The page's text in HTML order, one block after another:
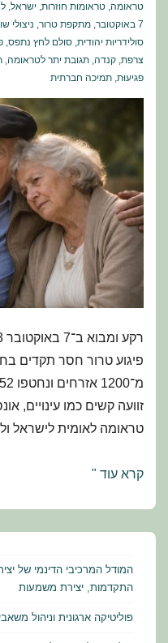
טראומה, טראומות חוזרות, ישראל,
7 באוקטובר
, מתקפת טרור, ניצולי
סולידריות יהודית, סולם לחץ נתפס,
צרפת, קנדה, תגובת יתר לטראומה,
פגיעוּת, תמיכה חברתית
פיגוע טרור חסר תקדים
זוועה קשים כמו עינויים,
טראומה לאומית לישראל
המחקר
הלחץ
הנתפסת
וההשפעה
קרא עוד "
המודל המרכיבי הדינמי של
התקדמות, יצירת משמעות
פוליטיקה ארגונית וניהול